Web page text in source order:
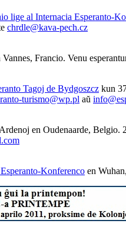
lige al Internacia Esperanto-
chrdle@kava-pech.cz
Vannes, Francio. Venu
Tagoj de Bydgoszcz kun
turismo@wp.pl aŭ
en Oudenaarde,
Konferenco en